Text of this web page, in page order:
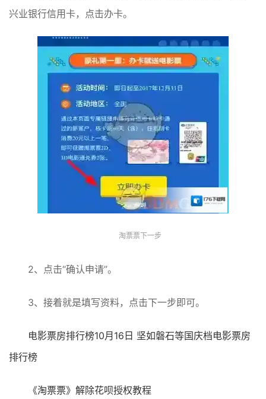
兴业银行信用卡，点击办卡。
淘票票下一步
2、点击“确认申请”。
3、接着就是填写资料，点击下一步即可。
电影票房排行榜10月16日 坚如磐石等国庆档电影票房
排行榜
《淘票票》解除花呗授权教程